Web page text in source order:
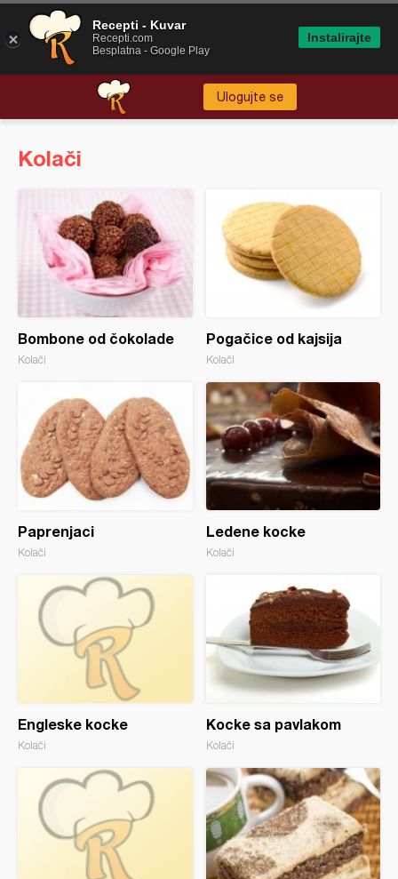
Ulogujte se
Kolači
Bombone od čokolade
Kolači
Pogačice od kajsija
Kolači
Paprenjaci
Kolači
Ledene kocke
Kolači
Engleske kocke
Kolači
Kocke sa pavlakom
Kolači
Recepti - Kuvar
Recepti.com
Besplatna - Google Play
Instalirajte